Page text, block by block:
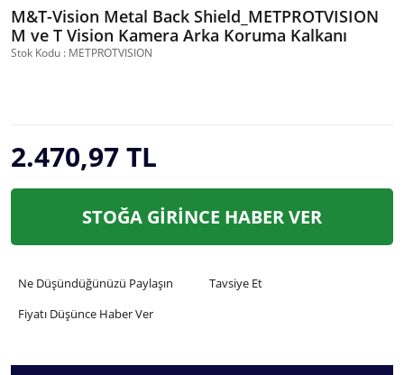
M&T-Vision Metal Back Shield_METPROTVISION
M ve T Vision Kamera Arka Koruma Kalkanı
Stok Kodu : METPROTVISION
2.470,97 TL
STOĞA GİRİNCE HABER VER
Ne Düşündüğünüzü Paylaşın
Tavsiye Et
Fiyatı Düşünce Haber Ver